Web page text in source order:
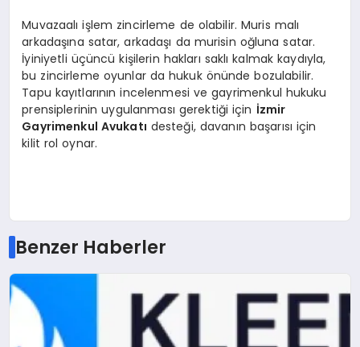
Muvazaalı işlem zincirleme de olabilir. Muris malı
arkadaşına satar, arkadaşı da murisin oğluna satar.
İyiniyetli üçüncü kişilerin hakları saklı kalmak kaydıyla,
bu zincirleme oyunlar da hukuk önünde bozulabilir.
Tapu kayıtlarının incelenmesi ve gayrimenkul hukuku
prensiplerinin uygulanması gerektiği için İzmir
Gayrimenkul Avukatı desteği, davanın başarısı için
kilit rol oynar.
Benzer Haberler